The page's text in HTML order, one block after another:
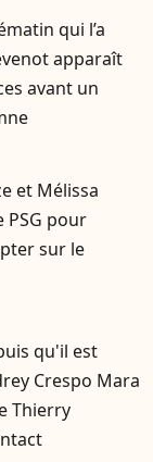
qui l’a
apparaît
avant un
et Mélissa
PSG pour
sur le
qu'il est
Crespo Mara
Thierry